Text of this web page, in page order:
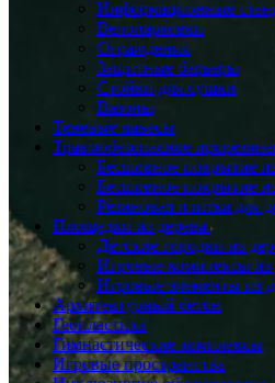
Информационные
Велопарковки
Ограждения
Защитные барьеры
Стойки для сушки
Вазоны
Теневые навесы
Травмобезопасное
Бесшовное покрытие
Бесшовное покрытие
Резиновая плитка для
Площадки из дерева
Детские городки из
Игровые комплексы из
Игровые элементы из
Архитектурный бетон
Геопластика
Гимнастические комплексы
Игровые пространства